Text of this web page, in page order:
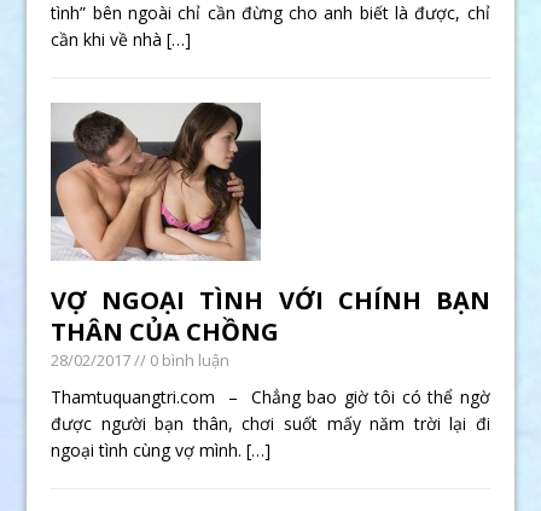
tình” bên ngoài chỉ cần đừng cho anh biết là được, chỉ
cần khi về nhà[…]
VỢ NGOẠI TÌNH VỚI CHÍNH BẠN
THÂN CỦA CHỒNG
28/02/2017// 0 bình luận
Thamtuquangtri.com – Chẳng bao giờ tôi có thể ngờ
được người bạn thân, chơi suốt mấy năm trời lại đi
ngoại tình cùng vợ mình.[…]